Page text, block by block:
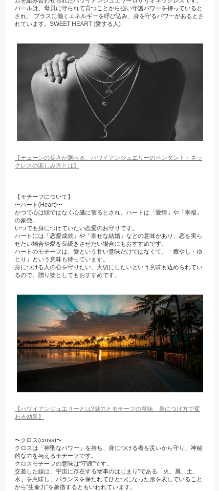
パールは、母貝に守られて育つことから強い守護パワーを持っていると
され、 プラスに働くエネルギーを呼び込み、身を守るパワーがあるとさ
れています。SWEET HEART (愛する人)
【チェーンの長さが選べる、ハワイアンジュエリーのペンダント・ネッ
クレスの楽しみ方とは】
【モチーフについて】
〜ハート(Heart)〜
かつて心は頭ではなく心臓に宿るとされ、ハートは「愛情」や「幸福」
の象徴。
いつでも身につけていたい恋愛のお守りです。
ハートには「恋愛成就」や「幸せな結婚」などの意味があり、恋を実ら
せたい場合や愛を長続きさせたい場合にもおすすめです。
ハートのモチーフは、愛という甘い意味だけではなくて、「癒やし・ゆ
とり」という意味も持っています。
身につける人の心を守りたい、大切にしたいという意味も込められてい
るので、贈り物としてもおすすめです。
【ハワイアンジュエリーとは?魅力とモチーフの意味、身につけ方で変
わる効果】
〜クロス(cross)〜
クロスは「神聖なパワー」を持ち、身につける者を災いから守り、神秘
的な力を与えるモチーフです。
クロスモチーフの意味は“守護”です。
交差した線は、宇宙に存在する物事のはじまり”である「火、風、土、
水」を意味し、バランスを保たれてひとつになった形を表していること
から“生命力”を象徴するともいわれています。